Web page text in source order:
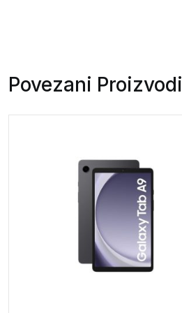
Povezani Proizvodi